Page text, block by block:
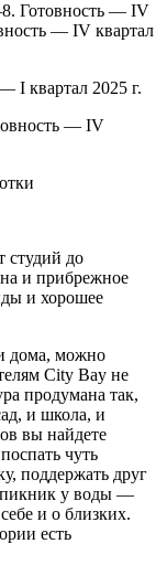
Готовность — IV
— IV квартал
I квартал 2025 г.
— IV
студий до
и прибрежное
и хорошее
дома, можно
City Bay не
продумана так,
и школа, и
вы найдете
чуть
поддержать друг
пикник у воды —
и о близких.
есть